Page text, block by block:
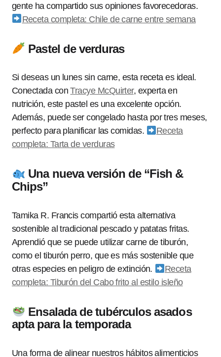
gente ha compartido sus opiniones favorecedoras.
Receta completa: Chile de carne entre semana
Pastel de verduras
Si deseas un lunes sin carne, esta receta es ideal.
Conectada conTracye McQuirter, experta en
nutrición, este pastel es una excelente opción.
Además, puede ser congelado hasta por tres meses,
perfecto para planificar las comidas.
Receta
completa: Tarta de verduras
Una nueva versión de “Fish &
Chips”
Tamika R. Francis compartió esta alternativa
sostenible al tradicional pescado y patatas fritas.
Aprendió que se puede utilizar carne de tiburón,
como el tiburón perro, que es más sostenible que
otras especies en peligro de extinción.
Receta
completa: Tiburón del Cabo frito al estilo isleño
Ensalada de tubérculos asados
apta para la temporada
Una forma de alinear nuestros hábitos alimenticios